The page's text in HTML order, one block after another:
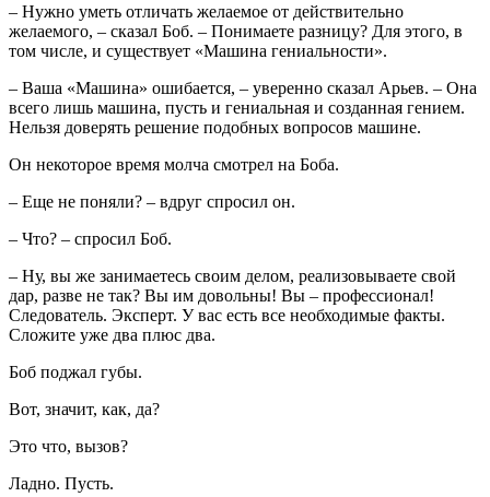
– Нужно уметь отличать желаемое от действительно
желаемого, – сказал Боб. – Понимаете разницу? Для этого, в
том числе, и существует «Машина гениальности».
– Ваша «Машина» ошибается, – уверенно сказал Арьев. – Она
всего лишь машина, пусть и гениальная и созданная гением.
Нельзя доверять решение подобных вопросов машине.
Он некоторое время молча смотрел на Боба.
– Еще не поняли? – вдруг спросил он.
– Что? – спросил Боб.
– Ну, вы же занимаетесь своим делом, реализовываете свой
дар, разве не так? Вы им довольны! Вы – профессионал!
Следователь. Эксперт. У вас есть все необходимые факты.
Сложите уже два плюс два.
Боб поджал губы.
Вот, значит, как, да?
Это что, вызов?
Ладно. Пусть.